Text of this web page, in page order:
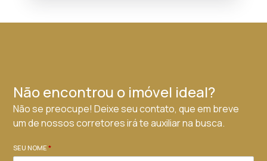
Não encontrou o imóvel ideal?
Não se preocupe! Deixe seu contato, que em breve
um de nossos corretores irá te auxiliar na busca.
SEU NOME*